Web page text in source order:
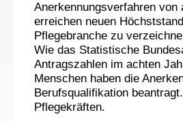
Anerkennungsverfahren
erreichen neuen
Pflegebranche zu
Wie das Statistische
Antragszahlen im achten
Menschen haben die
Berufsqualifikation
Pflegekräften.